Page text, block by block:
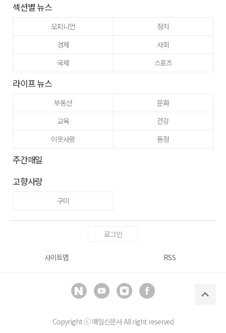
섹션별 뉴스
오피니언
정치
경제
사회
국제
스포츠
라이프 뉴스
부동산
문화
교육
건강
이웃사랑
동정
주간매일
고향사랑
구미
로그인
사이트맵 RSS
Copyright ⓒ매일신문사All right reserved